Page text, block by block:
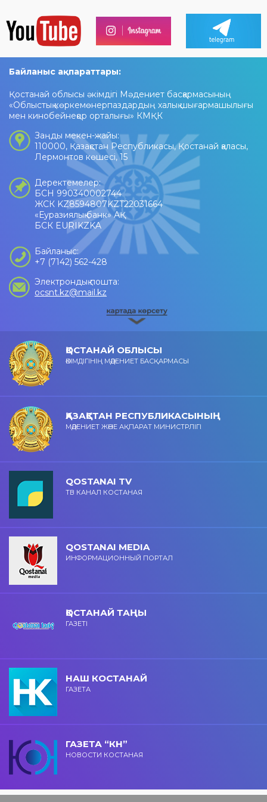
Байланыс ақпараттары:
Қостанай облысы әкімдігі Мәдениет басқармасының
«Облыстық көркемөнерпаздардың халық шығармашылығы
мен кинобейнеқор орталығы» КМҚК
Заңды мекен-жайы:
110000, Қазақстан Республикасы, Қостанай қаласы,
Лермонтов көшесі, 15
Деректемелер:
БСН 990340002744
ЖСК KZ8594807KZT22031664
«Еуразиялық банк» АҚ
БСК EURIKZKA
Байланыс:
+7 (7142) 562-428
Электрондық пошта:
ocsnt.kz@mail.kz
ҚОСТАНАЙ ОБЛЫСЫ
ӘКІМДІГІНІҢ МӘДЕНИЕТ БАСҚАРМАСЫ
ҚАЗАҚСТАН РЕСПУБЛИКАСЫНЫҢ
МӘДЕНИЕТ ЖӘНЕ АҚПАРАТ МИНИСТРЛІГІ
QOSTANAI TV
ТВ КАНАЛ КОСТАНАЯ
QOSTANAI MEDIA
ИНФОРМАЦИОННЫЙ ПОРТАЛ
ҚОСТАНАЙ ТАҢЫ
ГАЗЕТІ
НАШ КОСТАНАЙ
ГАЗЕТА
ГАЗЕТА “КН”
НОВОСТИ КОСТАНАЯ